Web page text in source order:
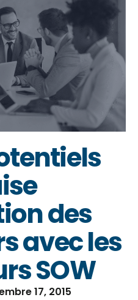
des
avec les
SOW
17, 2015